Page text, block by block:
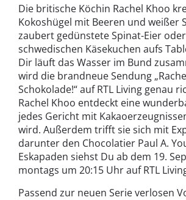
Die britische Köchin Rachel Khoo
Kokoshügel mit Beeren und weißer
zaubert gedünstete Spinat-Eier
schwedischen Käsekuchen aufs
Dir läuft das Wasser im Bund
wird die brandneue Sendung
Schokolade!“ auf RTL Living genau
Rachel Khoo entdeckt eine
jedes Gericht mit
wird. Außerdem trifft sie sich mit
darunter den Chocolatier Paul A.
Eskapaden siehst Du ab dem 19.
montags um 20:15 Uhr auf RTL
Passend zur neuen Serie verlosen